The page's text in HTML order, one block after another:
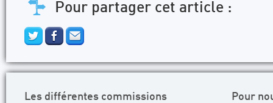
Pour partager cet article :
Les différentes commissions
Pour